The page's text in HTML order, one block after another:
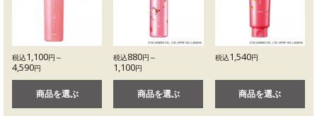
税込1,100円～
4,590円
商品を選ぶ
税込880円～
1,100円
商品を選ぶ
税込1,540円
商品を選ぶ